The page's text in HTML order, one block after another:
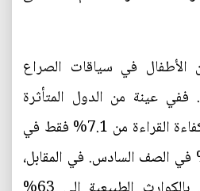
الأطفال في سياقات الصراع
عينة من الدول المتأثرة
بالصراع والعنف، ترتفع كفاءة القراءة من 7.1% فقط في
الثاني إلى 30.6% في الصف السادس. في المقابل،